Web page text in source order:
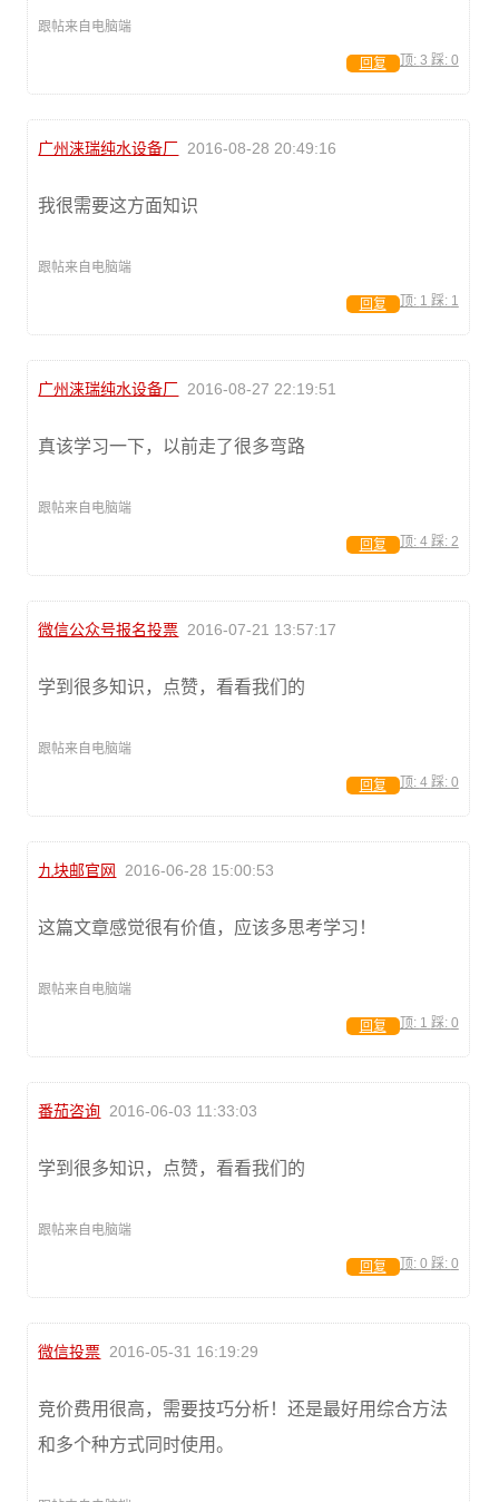
跟帖来自电脑端
顶: 3 踩: 0
回复
广州涞瑞纯水设备厂 2016-08-28 20:49:16
我很需要这方面知识
跟帖来自电脑端
顶: 1 踩: 1
回复
广州涞瑞纯水设备厂 2016-08-27 22:19:51
真该学习一下，以前走了很多弯路
跟帖来自电脑端
顶: 4 踩: 2
回复
微信公众号报名投票 2016-07-21 13:57:17
学到很多知识，点赞，看看我们的
跟帖来自电脑端
顶: 4 踩: 0
回复
九块邮官网 2016-06-28 15:00:53
这篇文章感觉很有价值，应该多思考学习！
跟帖来自电脑端
顶: 1 踩: 0
回复
番茄咨询 2016-06-03 11:33:03
学到很多知识，点赞，看看我们的
跟帖来自电脑端
顶: 0 踩: 0
回复
微信投票 2016-05-31 16:19:29
竞价费用很高，需要技巧分析！还是最好用综合方法
和多个种方式同时使用。